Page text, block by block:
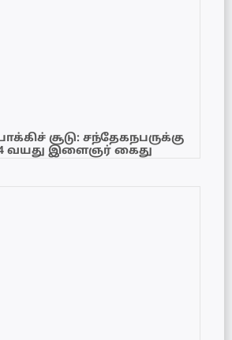
சூடு: சந்தேகநபருக்கு
வயது இளைஞர் கைது